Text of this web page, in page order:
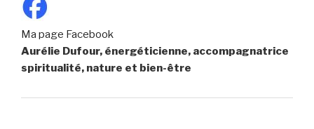
Ma page Facebook
Aurélie Dufour, énergéticienne, accompagnatrice
spiritualité, nature et bien-être